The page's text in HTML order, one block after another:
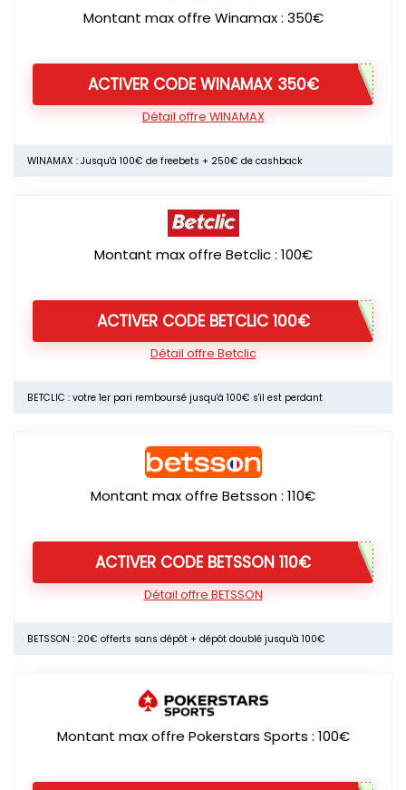
Montant max offre Winamax : 350€
ACTIVER CODE WINAMAX 350€
Détail offre WINAMAX
WINAMAX : Jusqu'à 100€ de freebets + 250€ de cashback
Montant max offre Betclic : 100€
ACTIVER CODE BETCLIC 100€
Détail offre Betclic
BETCLIC : votre 1er pari remboursé jusqu'à 100€ s'il est perdant
Montant max offre Betsson : 110€
ACTIVER CODE BETSSON 110€
Détail offre BETSSON
BETSSON : 20€ offerts sans dépôt + dépôt doublé jusqu'à 100€
Montant max offre Pokerstars Sports : 100€